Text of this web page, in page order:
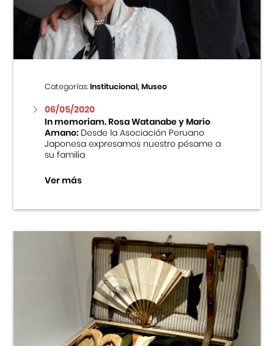
Centro Cultural Peruano Japonés
Cursos
Museo de la Inmigración Japonesa
Fondo Editorial
Teatro Peruano Japonés
Categorías:Institucional, Museo
06/05/2020
In memoriam. Rosa Watanabe y Mario
Amano:Desde la Asociación Peruano
Japonesa expresamos nuestro pésame a
su familia
Ver más